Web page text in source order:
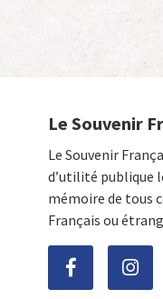
Le Souvenir
Le Souvenir
d’utilité publique
mémoire de tous
Français ou